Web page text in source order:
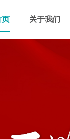
页 关于我们